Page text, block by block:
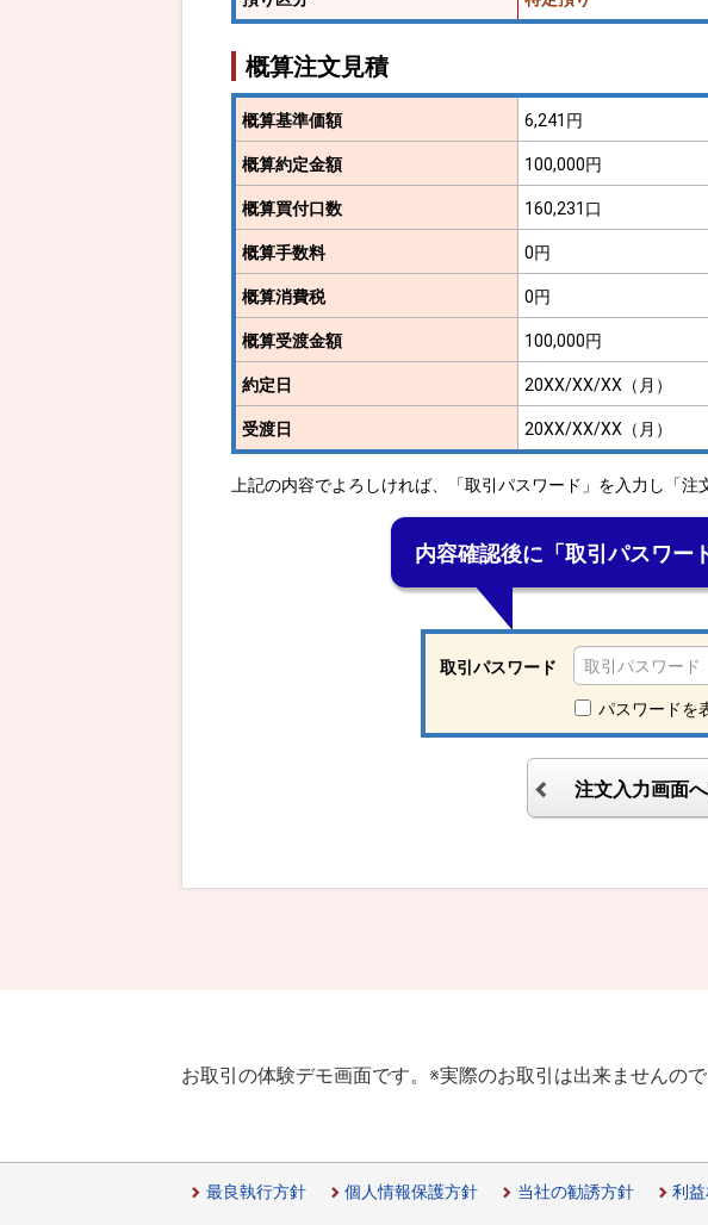
概算注文見積
概算基準価額 6,241円
概算約定金額 100,000円
概算買付口数 160,231口
概算手数料 0円
概算消費税 0円
概算受渡金額 100,000円
約定日 20XX/XX/XX（月）
受渡日 20XX/XX/XX（月）
上記の内容でよろしければ、「取引パスワード」を入力し「注
内容確認後に「取引パスワー
取引パスワード
パスワードを
注文入力画面
お取引の体験デモ画面です。 ※実際のお取引は出来ませんので
最良執行方針 個人情報保護方針 当社の勧誘方針 利